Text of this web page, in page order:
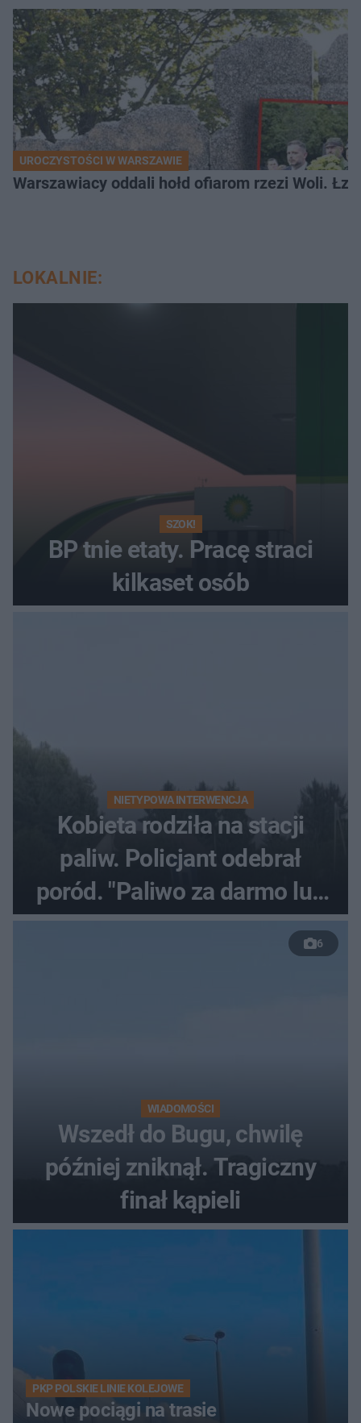
UROCZYSTOŚCI W WARSZAWIE
Warszawiacy oddali hołd ofiarom rzezi Woli.
LOKALNIE:
SZOK!
BP tnie etaty. Pracę straci
kilkaset osób
NIETYPOWA INTERWENCJA
Kobieta rodziła na stacji
paliw. Policjant odebrał
poród. "Paliwo za darmo lub
50 %!"
6
WIADOMOŚCI
Wszedł do Bugu, chwilę
później zniknął. Tragiczny
finał kąpieli
PKP POLSKIE LINIE KOLEJOWE
Nowe pociągi na trasie